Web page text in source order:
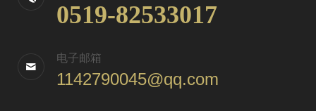
0519-82533017
电子邮箱
1142790045@qq.com